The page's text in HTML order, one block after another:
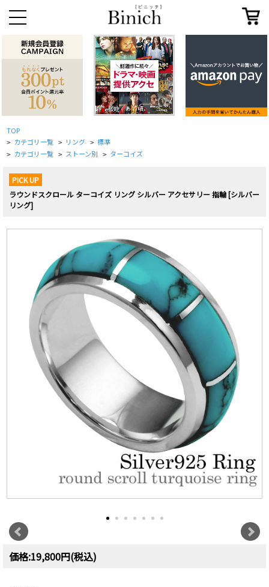
TOP
> カテゴリ一覧 > リング > 標準
> カテゴリ一覧 > ストーン別 > ターコイズ
PICK UP
ラウンドスクロール ターコイズ リング シルバー アクセサリー 指輪 [シルバー
リング]
価格:19,800円(税込)